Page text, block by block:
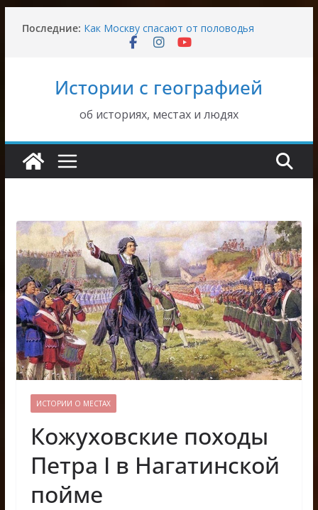
Последние: Как Москву спасают от половодья
Пушкинский студгородок в Останкине
Москву»
Истории с географией
об историях, местах и людях
ИСТОРИИ О МЕСТАХ
Кожуховские походы
Петра I в Нагатинской
пойме